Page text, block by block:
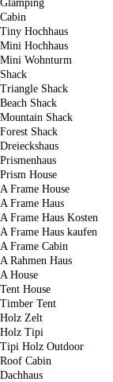
Glamping
Cabin
Tiny Hochhaus
Mini Hochhaus
Mini Wohnturm
Shack
Triangle Shack
Beach Shack
Mountain Shack
Forest Shack
Dreieckshaus
Prismenhaus
Prism House
A Frame House
A Frame Haus
A Frame Haus Kosten
A Frame Haus kaufen
A Frame Cabin
A Rahmen Haus
A House
Tent House
Timber Tent
Holz Zelt
Holz Tipi
Tipi Holz Outdoor
Roof Cabin
Dachhaus